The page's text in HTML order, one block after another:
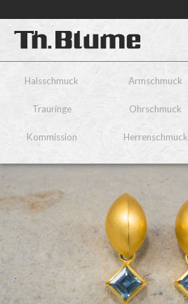
Halsschmuck Armschmuck
Trauringe Ohrschmuck
Kommission Herrenschmuck